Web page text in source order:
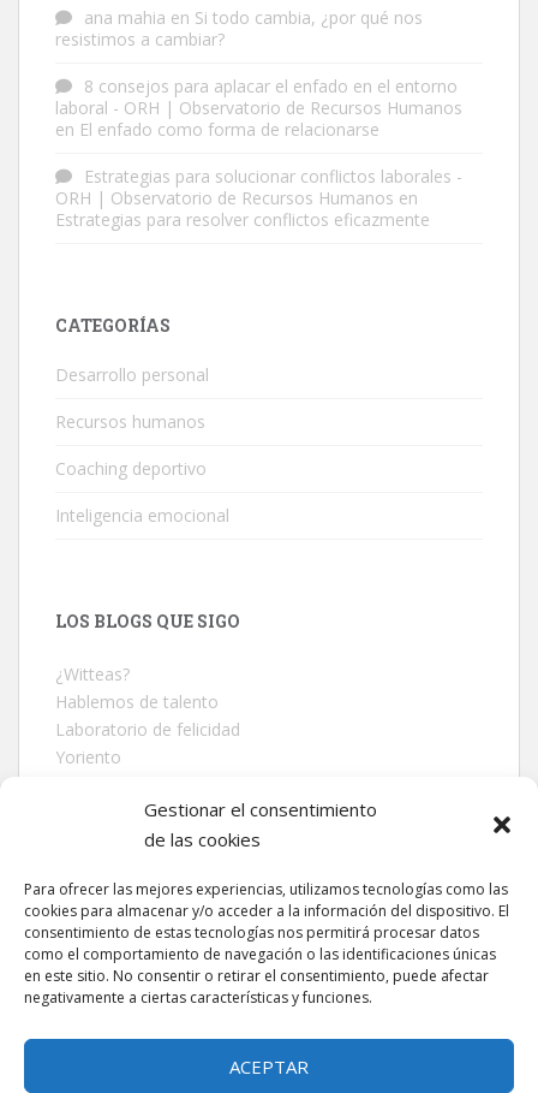
Gestionar el consentimiento
de las cookies
Para ofrecer las mejores experiencias, utilizamos tecnologías como las
cookies para almacenar y/o acceder a la información del dispositivo. El
consentimiento de estas tecnologías nos permitirá procesar datos
como el comportamiento de navegación o las identificaciones únicas
en este sitio. No consentir o retirar el consentimiento, puede afectar
negativamente a ciertas características y funciones.
ACEPTAR
ana mahia en Si todo cambia, ¿por qué nos
resistimos a cambiar?
8 consejos para aplacar el enfado en el entorno
laboral - ORH | Observatorio de Recursos Humanos
en El enfado como forma de relacionarse
Estrategias para solucionar conflictos laborales -
ORH | Observatorio de Recursos Humanos en
Estrategias para resolver conflictos eficazmente
CATEGORÍAS
Desarrollo personal
Recursos humanos
Coaching deportivo
Inteligencia emocional
LOS BLOGS QUE SIGO
¿Witteas?
Hablemos de talento
Laboratorio de felicidad
Yoriento
Martí Perarnau
Desenredando la red
<a href=»https://albertochouza.com/politica-de-
cookies-ue/»>Política de cookies</a>